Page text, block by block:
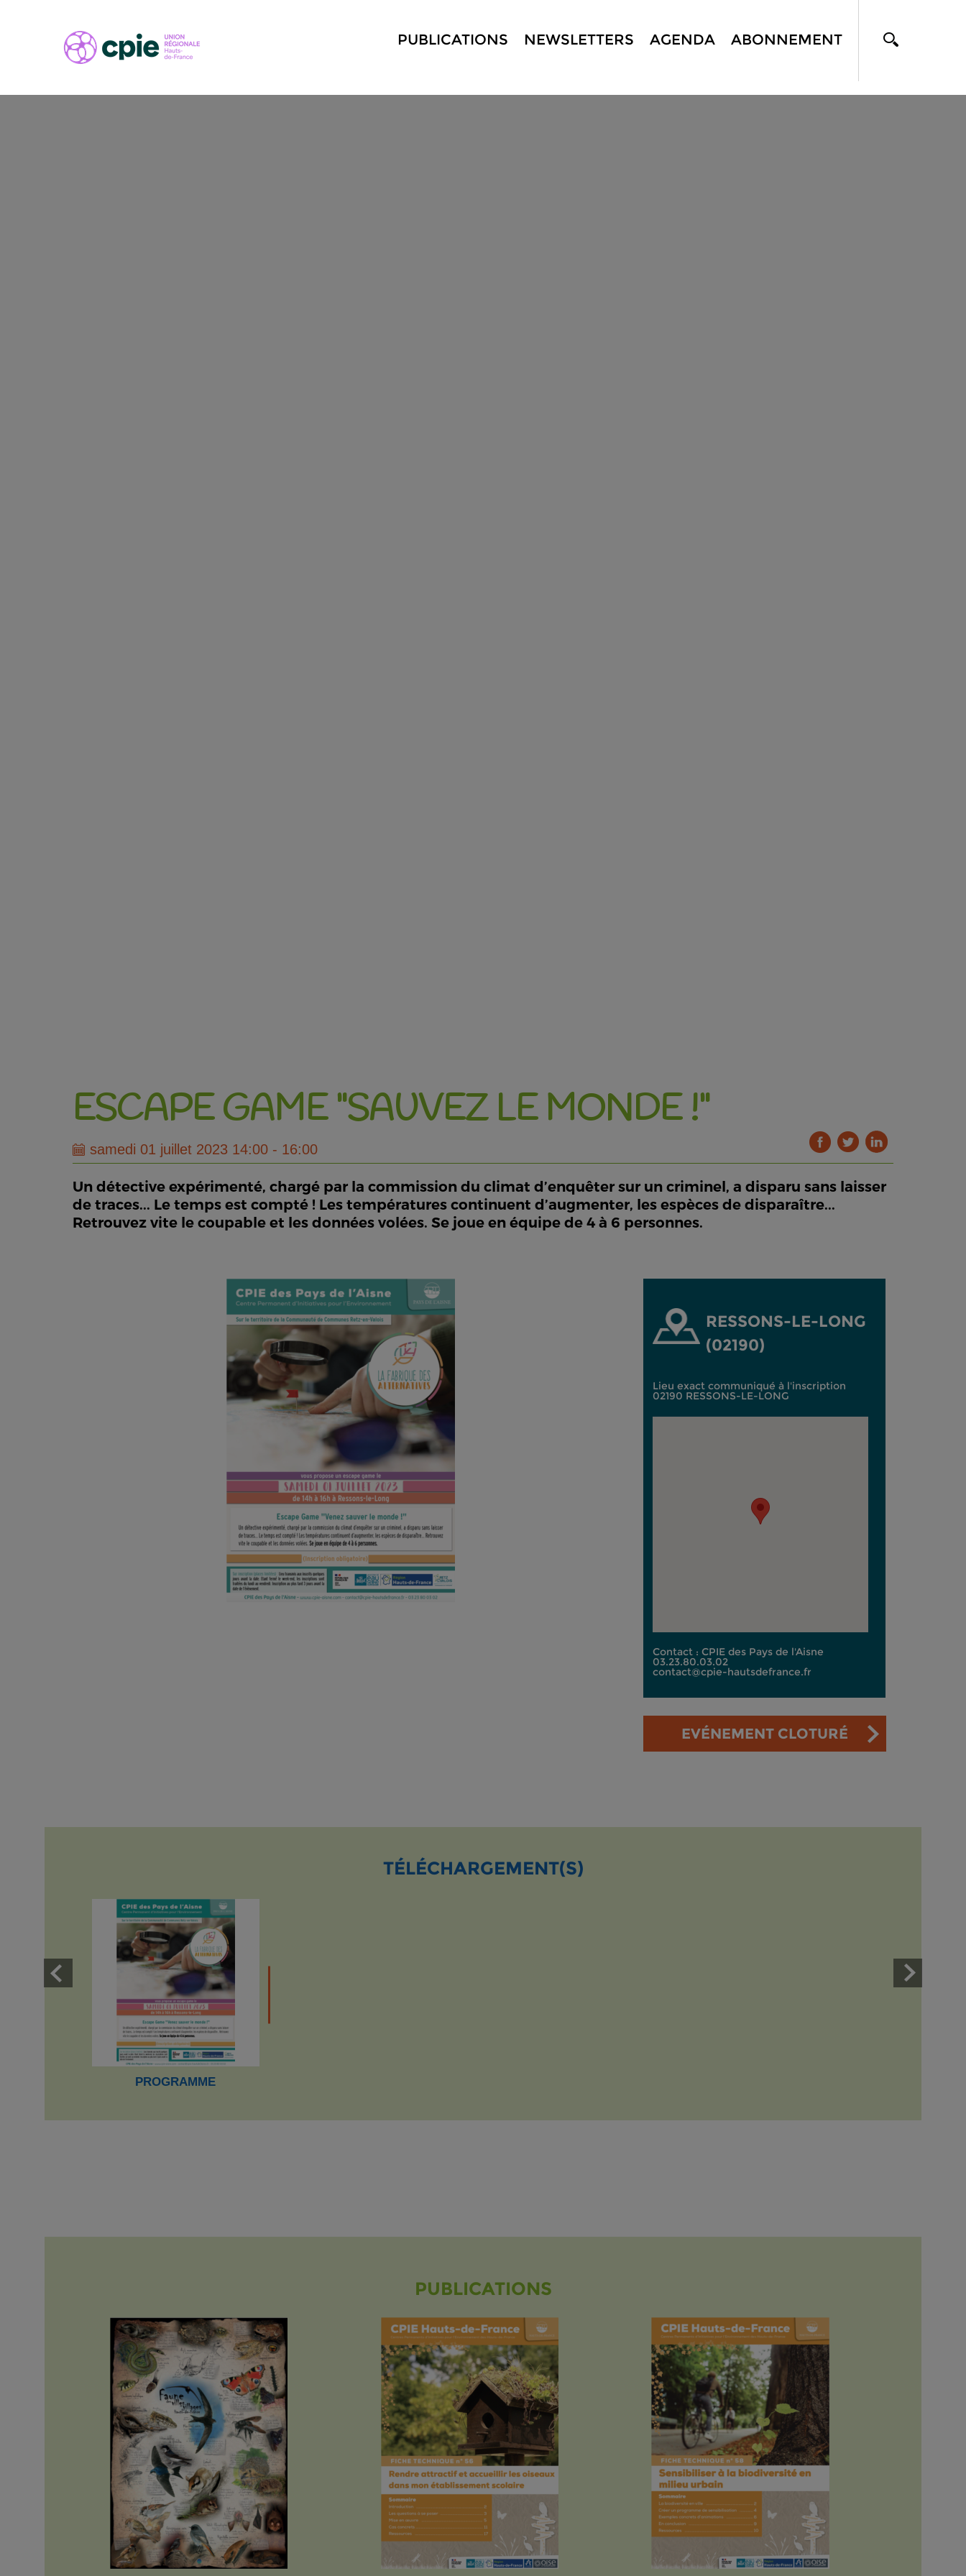
PUBLICATIONS NEWSLETTERS AGENDA ABONNEMENT
ESCAPE GAME "SAUVEZ LE MONDE !"
samedi 01 juillet 2023 14:00 - 16:00
Un détective expérimenté, chargé par la commission du climat d’enquêter sur un criminel, a disparu sans laisser
de traces... Le temps est compté ! Les températures continuent d’augmenter, les espèces de disparaître...
Retrouvez vite le coupable et les données volées. Se joue en équipe de 4 à 6 personnes.
RESSONS-LE-LONG
(02190)
Lieu exact communiqué à l'inscription
02190 RESSONS-LE-LONG
Contact : CPIE des Pays de l'Aisne
03.23.80.03.02
contact@cpie-hautsdefrance.fr
EVÉNEMENT CLOTURÉ
TÉLÉCHARGEMENT(S)
PROGRAMME
PUBLICATIONS